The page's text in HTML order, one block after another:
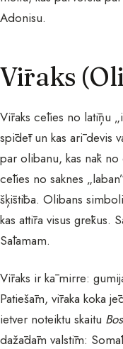
Adonisu.
Vīraks
Vīraks cēlies no latīņu
spīdēt un kas arī devis
par olibanu, kas nāk no
cēlies no saknes
šķīstība. Olibans
kas attīra visus grēkus.
Sālamam.
Vīraks ir kā mirre:
Patiešām, vīraka koka
ietver noteiktu skaitu
dažādām valstīm: